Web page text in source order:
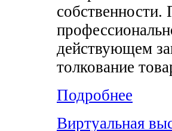
действующем
толкование
Подробнее
Виртуальная